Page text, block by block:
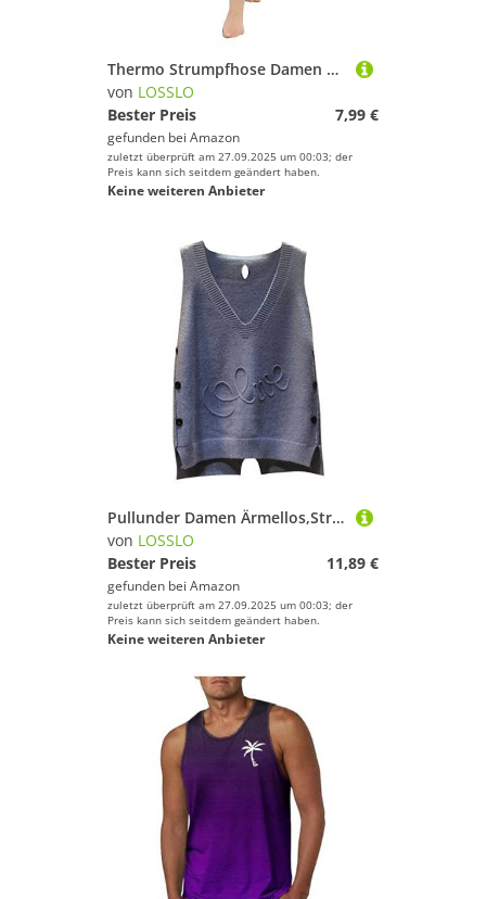
Thermo Strumpfhose Damen Gefüttert ,Strumpfhosen Damen Winter,Thermostrumpfhose Damen Hautfarbe Bauchweg Fleece Leggings Gefälschte Durchscheinend Tights Leggins Pantyhose Thermostrumpfhosen Frauen
von LOSSLO
Bester Preis
7,99 €
gefunden bei Amazon
zuletzt überprüft am 27.09.2025 um 00:03; der
Preis kann sich seitdem geändert haben.
Keine weiteren Anbieter
Pullunder Damen Ärmellos,Strickpullunder Elegant Strickweste V Ausschnitt Einfarbig Strick Tank Top Kurz Freizeit Sweater Freizeit Lose Stricken Weste Winter Herbst Strickpullover
von LOSSLO
Bester Preis
11,89 €
gefunden bei Amazon
zuletzt überprüft am 27.09.2025 um 00:03; der
Preis kann sich seitdem geändert haben.
Keine weiteren Anbieter